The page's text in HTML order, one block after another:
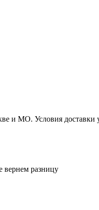
и МО. Условия доставки
вернем разницу